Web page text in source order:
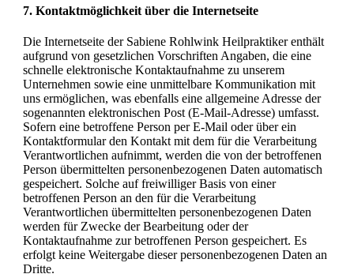
7. Kontaktmöglichkeit über die Internetseite
Die Internetseite der Sabiene Rohlwink Heilpraktiker enthält
aufgrund von gesetzlichen Vorschriften Angaben, die eine
schnelle elektronische Kontaktaufnahme zu unserem
Unternehmen sowie eine unmittelbare Kommunikation mit
uns ermöglichen, was ebenfalls eine allgemeine Adresse der
sogenannten elektronischen Post (E-Mail-Adresse) umfasst.
Sofern eine betroffene Person per E-Mail oder über ein
Kontaktformular den Kontakt mit dem für die Verarbeitung
Verantwortlichen aufnimmt, werden die von der betroffenen
Person übermittelten personenbezogenen Daten automatisch
gespeichert. Solche auf freiwilliger Basis von einer
betroffenen Person an den für die Verarbeitung
Verantwortlichen übermittelten personenbezogenen Daten
werden für Zwecke der Bearbeitung oder der
Kontaktaufnahme zur betroffenen Person gespeichert. Es
erfolgt keine Weitergabe dieser personenbezogenen Daten an
Dritte.